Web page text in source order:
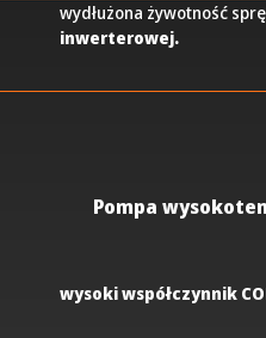
wydłużona żywotność
inwerterowej.
wysoki współczynnik
Pompa